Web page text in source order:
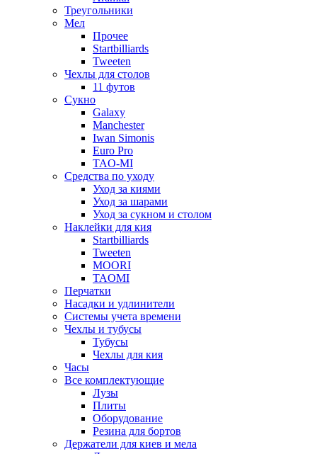
Треугольники
Мел
Прочее
Startbilliards
Tweeten
Чехлы для столов
11 футов
Сукно
Galaxy
Manchester
Iwan Simonis
Euro Pro
TAO-MI
Средства по уходу
Уход за киями
Уход за шарами
Уход за сукном и столом
Наклейки для кия
Startbilliards
Tweeten
MOORI
TAOMI
Перчатки
Насадки и удлинители
Системы учета времени
Чехлы и тубусы
Тубусы
Чехлы для кия
Часы
Все комплектующие
Лузы
Плиты
Оборудование
Резина для бортов
Держатели для киев и мела